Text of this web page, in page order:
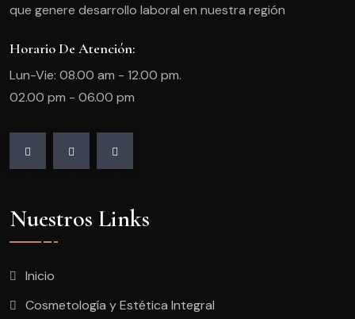
que genere desarrollo laboral en nuestra región
Horario De Atención:
Lun-Vie: 08.00 am - 12.00 pm.
02.00 pm - 06.00 pm
Nuestros Links
Inicio
Cosmetología y Estética Integral